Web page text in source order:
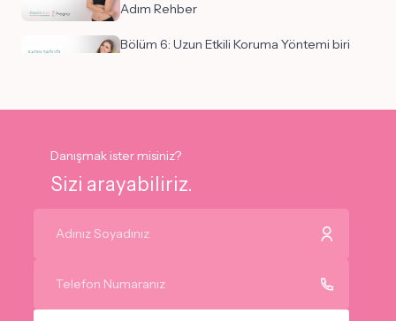
Adım Rehber
Bölüm 6: Uzun Etkili Koruma Yöntemi biri
bölüm 7 – “Aylık ve 3 Aylık Doğum Kontrol
Bölüm 8 – “Diyafram, Servikal Kap, Takvim
Danışmak ister misiniz?
Sizi arayabiliriz.